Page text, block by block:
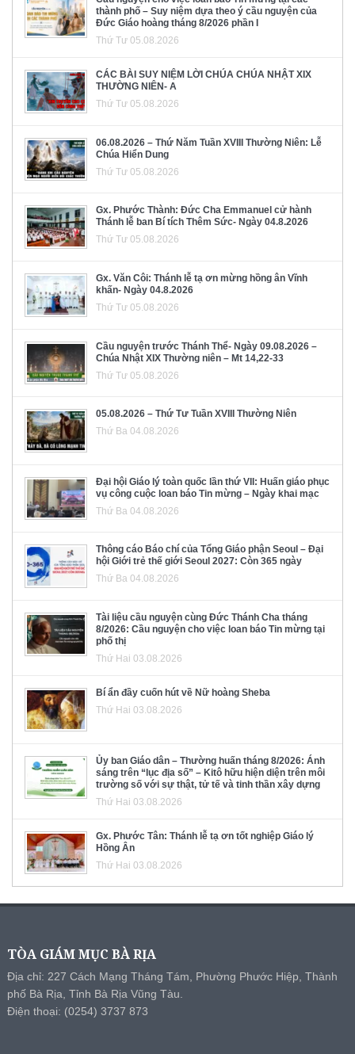
thành phố – Suy niệm dựa theo ý cầu nguyện của
Đức Giáo hoàng tháng 8/2026 phần I
Thứ Tư 05.08.2026
CÁC BÀI SUY NIỆM LỜI CHÚA CHÚA NHẬT XIX
THƯỜNG NIÊN- A
Thứ Tư 05.08.2026
06.08.2026 – Thứ Năm Tuần XVIII Thường Niên: Lễ
Chúa Hiển Dung
Thứ Tư 05.08.2026
Gx. Phước Thành: Đức Cha Emmanuel cử hành
Thánh lễ ban Bí tích Thêm Sức- Ngày 04.8.2026
Thứ Tư 05.08.2026
Gx. Văn Côi: Thánh lễ tạ ơn mừng hồng ân Vĩnh
khấn- Ngày 04.8.2026
Thứ Tư 05.08.2026
Cầu nguyện trước Thánh Thể- Ngày 09.08.2026 –
Chúa Nhật XIX Thường niên – Mt 14,22-33
Thứ Tư 05.08.2026
05.08.2026 – Thứ Tư Tuần XVIII Thường Niên
Thứ Ba 04.08.2026
Đại hội Giáo lý toàn quốc lần thứ VII: Huấn giáo phục
vụ công cuộc loan báo Tin mừng – Ngày khai mạc
Thứ Ba 04.08.2026
Thông cáo Báo chí của Tổng Giáo phận Seoul – Đại
hội Giới trẻ thế giới Seoul 2027: Còn 365 ngày
Thứ Ba 04.08.2026
Tài liệu cầu nguyện cùng Đức Thánh Cha tháng
8/2026: Cầu nguyện cho việc loan báo Tin mừng tại
phố thị
Thứ Hai 03.08.2026
Bí ẩn đầy cuốn hút về Nữ hoàng Sheba
Thứ Hai 03.08.2026
Ủy ban Giáo dân – Thường huấn tháng 8/2026: Ánh
sáng trên “lục địa số” – Kitô hữu hiện diện trên môi
trường số với sự thật, tử tế và tinh thần xây dựng
Thứ Hai 03.08.2026
Gx. Phước Tân: Thánh lễ tạ ơn tốt nghiệp Giáo lý
Hồng Ân
Thứ Hai 03.08.2026
TÒA GIÁM MỤC BÀ RỊA
Địa chỉ: 227 Cách Mạng Tháng Tám, Phường Phước Hiệp, Thành
phố Bà Rịa, Tỉnh Bà Rịa Vũng Tàu.
Điện thoại: (0254) 3737 873